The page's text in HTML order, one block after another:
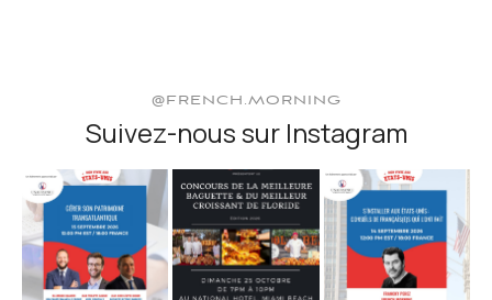
@FRENCH.MORNING
Suivez-nous sur Instagram